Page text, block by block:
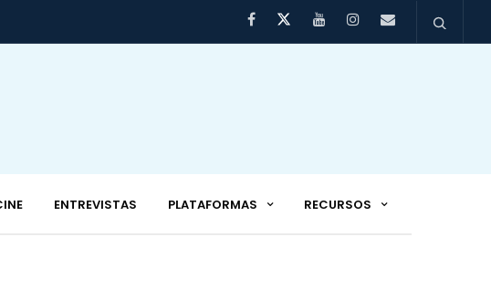
ENTREVISTAS PLATAFORMAS RECURSOS